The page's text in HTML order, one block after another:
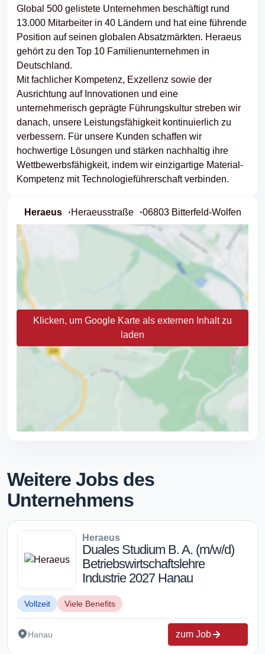
Global 500 gelistete Unternehmen beschäftigt rund
13.000 Mitarbeiter in 40 Ländern und hat eine führende
Position auf seinen globalen Absatzmärkten. Heraeus
gehört zu den Top 10 Familienunternehmen in
Deutschland.
Mit fachlicher Kompetenz, Exzellenz sowie der
Ausrichtung auf Innovationen und eine
unternehmerisch geprägte Führungskultur streben wir
danach, unsere Leistungsfähigkeit kontinuierlich zu
verbessern. Für unsere Kunden schaffen wir
hochwertige Lösungen und stärken nachhaltig ihre
Wettbewerbsfähigkeit, indem wir einzigartige Material-
Kompetenz mit Technologieführerschaft verbinden.
Heraeus Heraeusstraße 06803 Bitterfeld-Wolfen
Klicken, um Google Karte als externen Inhalt zu
laden
Weitere Jobs des
Unternehmens
Heraeus
Duales Studium B. A. (m/w/d)
Betriebswirtschaftslehre
Industrie 2027 Hanau
Vollzeit Viele Benefits
Hanau zum Job